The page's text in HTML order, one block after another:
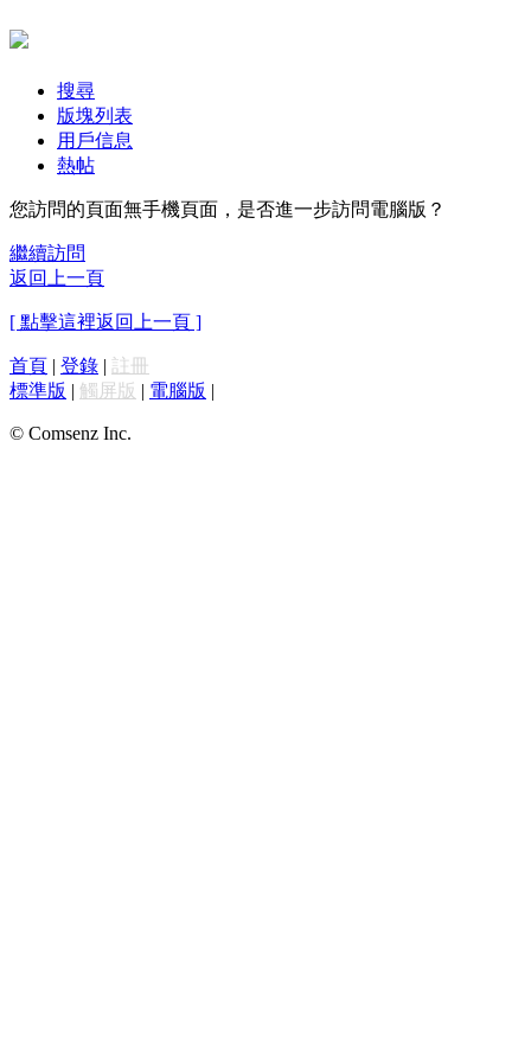
搜尋
版塊列表
用戶信息
熱帖
您訪問的頁面無手機頁面，是否進一步訪問電腦版？
繼續訪問
返回上一頁
[ 點擊這裡返回上一頁 ]
首頁 | 登錄 | 註冊
標準版 | 觸屏版 | 電腦版 |
© Comsenz Inc.